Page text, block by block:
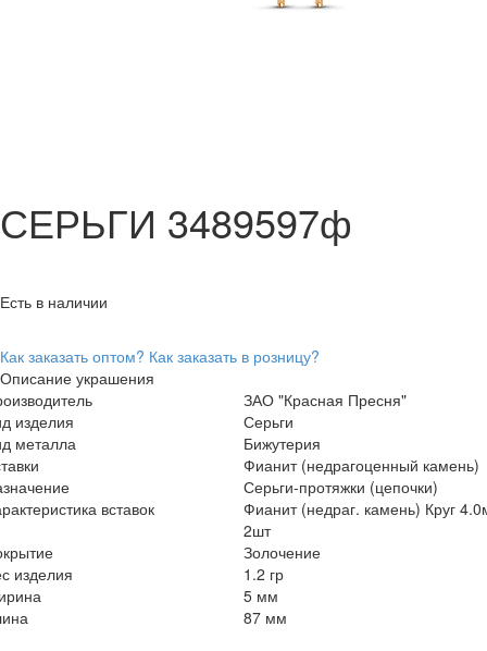
СЕРЬГИ 3489597ф
Есть в наличии
Как заказать оптом? Как заказать в розницу?
Описание украшения
ЗАО "Красная Пресня"
изделия
Серьги
металла
Бижутерия
Фианит (недрагоценный камень)
Серьги-протяжки (цепочки)
вставок
Фианит (недраг. камень) Круг
2шт
Золочение
изделия
1.2 гр
5 мм
87 мм